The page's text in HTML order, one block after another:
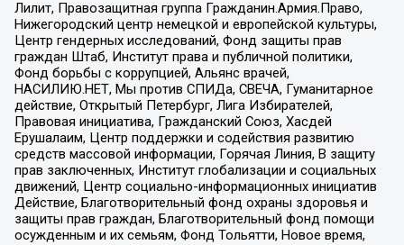
Лилит, Правозащитная группа Гражданин.Армия.Право,
Нижегородский центр немецкой и европейской культуры,
Центр гендерных исследований, Фонд защиты прав
граждан Штаб, Институт права и публичной политики,
Фонд борьбы с коррупцией, Альянс врачей,
НАСИЛИЮ.НЕТ, Мы против СПИДа, СВЕЧА, Гуманитарное
действие, Открытый Петербург, Лига Избирателей,
Правовая инициатива, Гражданский Союз, Хасдей
Ерушалаим, Центр поддержки и содействия развитию
средств массовой информации, Горячая Линия, В защиту
прав заключенных, Институт глобализации и социальных
движений, Центр социально-информационных инициатив
Действие, Благотворительный фонд охраны здоровья и
защиты прав граждан, Благотворительный фонд помощи
осужденным и их семьям, Фонд Тольятти, Новое время,